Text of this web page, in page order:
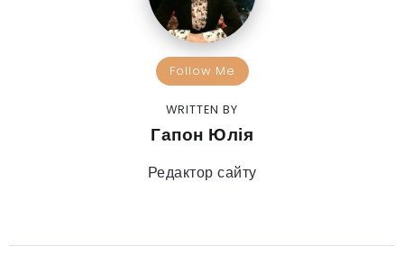
Follow Me
WRITTEN BY
Гапон Юлія
Редактор сайту